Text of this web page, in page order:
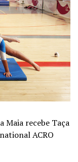
Maia recebe Taça
ACRO